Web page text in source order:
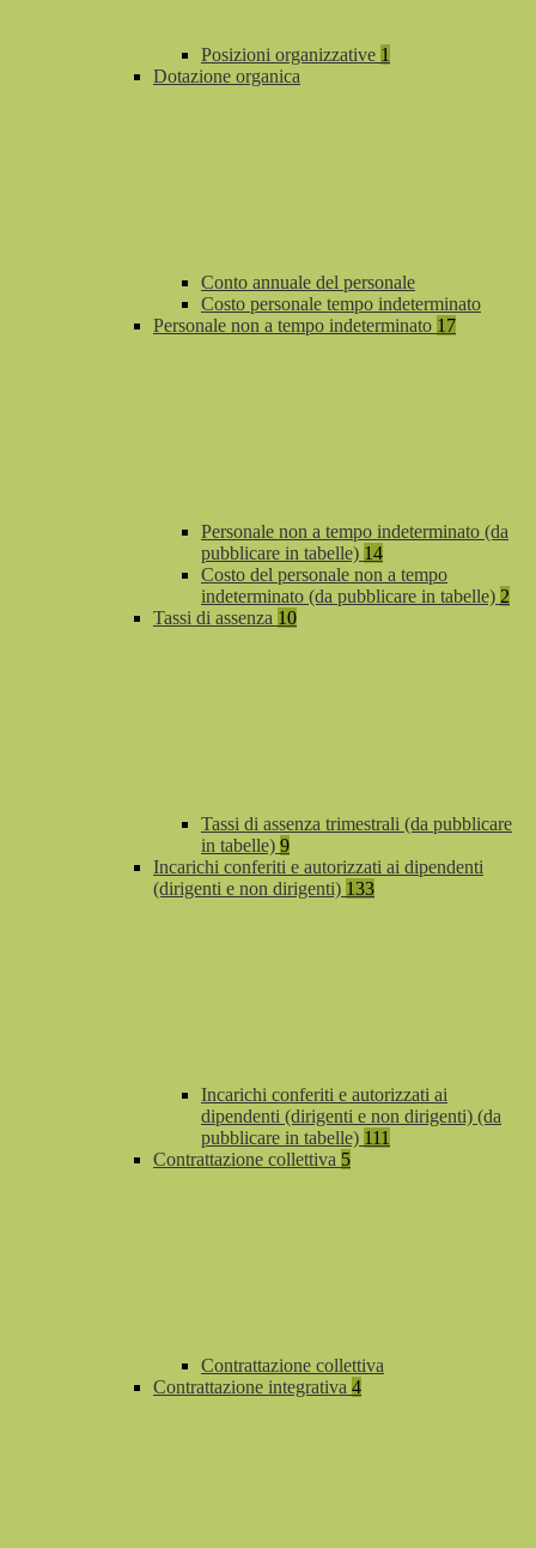
Posizioni organizzative 1
Dotazione organica
Conto annuale del personale
Costo personale tempo indeterminato
Personale non a tempo indeterminato 17
Personale non a tempo indeterminato (da
pubblicare in tabelle) 14
Costo del personale non a tempo
indeterminato (da pubblicare in tabelle) 2
Tassi di assenza 10
Tassi di assenza trimestrali (da pubblicare
in tabelle) 9
Incarichi conferiti e autorizzati ai dipendenti
(dirigenti e non dirigenti) 133
Incarichi conferiti e autorizzati ai
dipendenti (dirigenti e non dirigenti) (da
pubblicare in tabelle) 111
Contrattazione collettiva 5
Contrattazione collettiva
Contrattazione integrativa 4